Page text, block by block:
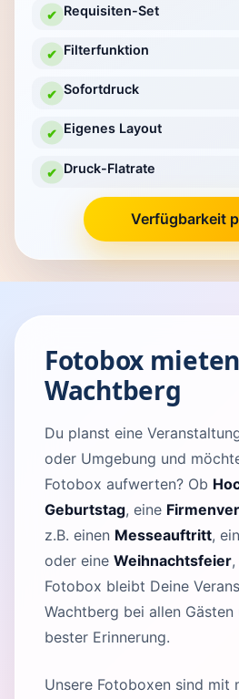
✔ Requisiten-Set
✔ Filterfunktion
✔ Sofortdruck
✔ Eigenes Layout
✔ Druck-Flatrate
Verfügbarkeit
Fotobox
Wachtberg
Du planst eine
oder Umgebung und
Fotobox aufwerten? Ob
Geburtstag, eine
z.B. einen Messeauftritt, ein
oder eine Weihnachtsfeier
Fotobox bleibt Deine
Wachtberg bei allen Gästen
bester Erinnerung.
Unsere Fotoboxen sind mit